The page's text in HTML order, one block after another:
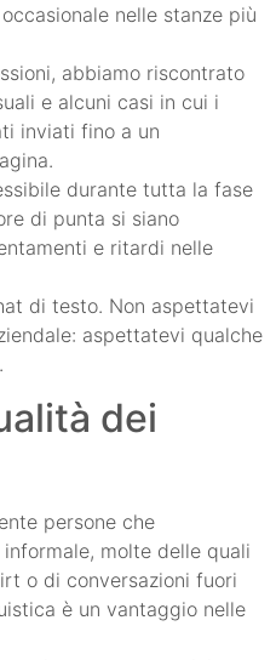
nelle stanze più
abbiamo riscontrato
e alcuni casi in cui i
inviati fino a un
durante tutta la fase
di punta si siano
e ritardi nelle
di testo. Non aspettatevi
aspettatevi qualche
dei
persone che
molte delle quali
o di conversazioni fuori
è un vantaggio nelle